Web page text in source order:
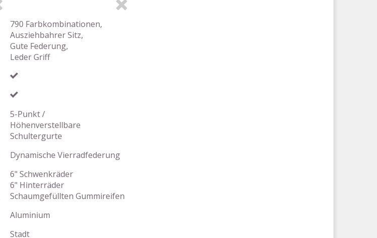
790 Farbkombinationen,
Ausziehbahrer Sitz,
Gute Federung,
Leder Griff
5-Punkt /
Höhenverstellbare
Schultergurte
Dynamische Vierradfederung
6" Schwenkräder
6" Hinterräder
Schaumgefüllten Gummireifen
Aluminium
Stadt